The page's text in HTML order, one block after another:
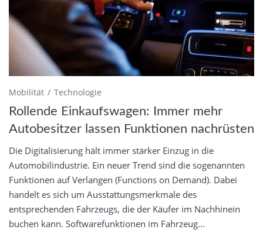
Mobilität Technologie
Rollende Einkaufswagen: Immer mehr
Autobesitzer lassen Funktionen nachrüsten
Die Digitalisierung hält immer stärker Einzug in die
Automobilindustrie. Ein neuer Trend sind die sogenannten
Funktionen auf Verlangen (Functions on Demand). Dabei
handelt es sich um Ausstattungsmerkmale des
entsprechenden Fahrzeugs, die der Käufer im Nachhinein
buchen kann. Softwarefunktionen im Fahrzeug...